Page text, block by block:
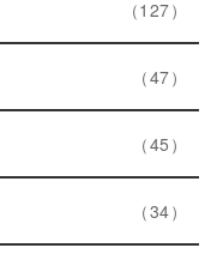
127
47
45
34